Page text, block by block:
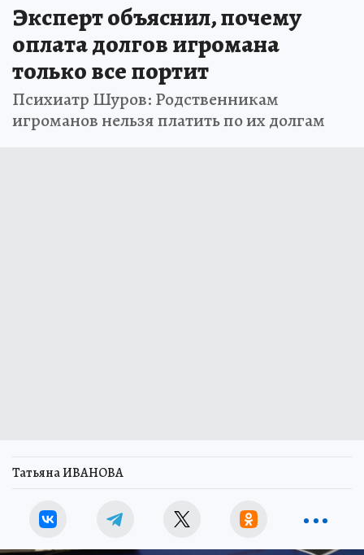
Эксперт объяснил, почему
оплата долгов игромана
только все портит
Психиатр Шуров: Родственникам
игроманов нельзя платить по их долгам
Татьяна ИВАНОВА